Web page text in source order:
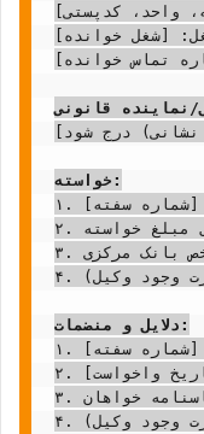
واحد، کدپستی]
[شغل خوانده]
تماس خوانده]
خواسته:
۱. مطالبه مبلغ [مبلغ سفته به عدد] ریال بابت وجه یک فقره سفته به شماره خزانه داری کل [شماره سفته].
۲. صدور قرار تامین خواسته از کلیه اموال و دارایی های منقول و غیرمنقول خوانده، معادل مبلغ خواسته.
۳. مطالبه خسارت تاخیر تادیه از تاریخ سررسید سفته [تاریخ سررسید] تا زمان اجرای حکم، مطابق شاخص بانک مرکزی.
۴. مطالبه کلیه خسارات دادرسی، شامل هزینه های واخواست، هزینه دادرسی و حق الوکاله وکیل (در صورت وجود وکیل).
دلایل و منضمات:
۱. تصویر مصدق (برابر اصل) یک فقره سفته به شماره خزانه داری کل [شماره سفته].
۲. تصویر مصدق (برابر اصل) واخواست نامه سفته به تاریخ [تاریخ واخواست].
۳. تصویر مصدق (برابر اصل) کارت ملی و شناسنامه خواهان.
۴. تصویر مصدق (برابر اصل) وکالت نامه (در صورت وجود وکیل).